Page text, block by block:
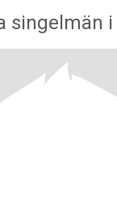
singelmän i